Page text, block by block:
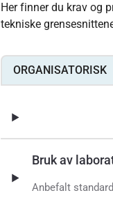
Her finner du krav og
tekniske
ORGANISATORISK
Bruk av
Anbefalt standard